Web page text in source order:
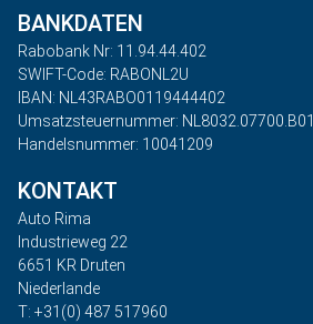
BANKDATEN
Rabobank Nr: 11.94.44.402
SWIFT-Code: RABONL2U
IBAN: NL43RABO0119444402
Umsatzsteuernummer: NL8032.07700.B01
Handelsnummer: 10041209
KONTAKT
Auto Rima
Industrieweg 22
6651 KR Druten
Niederlande
T: +31(0) 487 517960